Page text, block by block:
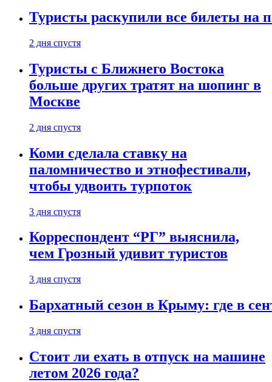
Туристы раскупили все билеты на
2 дня спустя
Туристы с Ближнего Востока
больше других тратят на шопинг в
Москве
2 дня спустя
Коми сделала ставку на
паломничество и этнофестивали,
чтобы удвоить турпоток
3 дня спустя
Корреспондент “РГ” выяснила,
чем Грозный удивит туристов
3 дня спустя
Бархатный сезон в Крыму: где в
3 дня спустя
Стоит ли ехать в отпуск на машине
летом 2026 года?